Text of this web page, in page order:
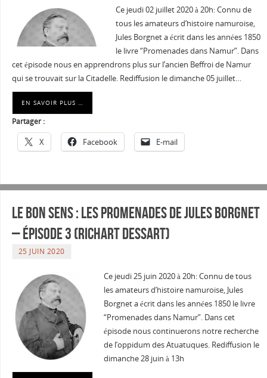
Ce jeudi 02 juillet 2020 à 20h: Connu de
tous les amateurs d’histoire namuroise,
Jules Borgnet a écrit dans les années 1850
le livre “Promenades dans Namur”. Dans
cet épisode nous en apprendrons plus sur l’ancien Beffroi de Namur
qui se trouvait sur la Citadelle. Rediffusion le dimanche 05 juillet…
EN SAVOIR PLUS …
Partager :
X Facebook E-mail
Le Bon sens : Les promenades de Jules Borgnet
– épisode 3 (Richart Dessart)
25 JUIN 2020
Ce jeudi 25 juin 2020 à 20h: Connu de tous
les amateurs d’histoire namuroise, Jules
Borgnet a écrit dans les années 1850 le livre
“Promenades dans Namur”. Dans cet
épisode nous continuerons notre recherche
de l’oppidum des Atuatuques. Rediffusion le
dimanche 28 juin à 13h